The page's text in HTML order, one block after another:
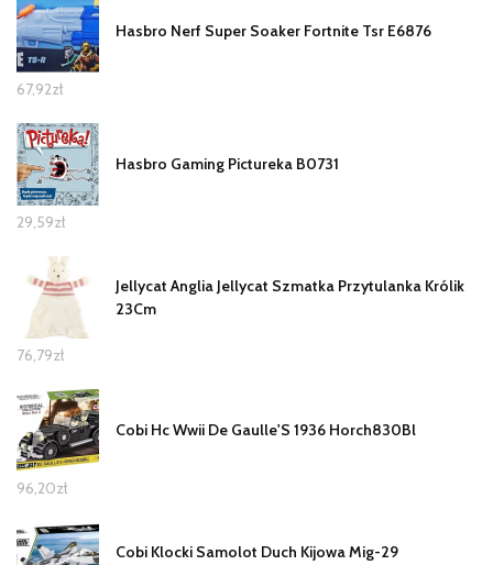
Hasbro Nerf Super Soaker Fortnite Tsr E6876
67,92zł
Hasbro Gaming Pictureka B0731
29,59zł
Jellycat Anglia Jellycat Szmatka Przytulanka Królik
23Cm
76,79zł
Cobi Hc Wwii De Gaulle'S 1936 Horch830Bl
96,20zł
Cobi Klocki Samolot Duch Kijowa Mig-29